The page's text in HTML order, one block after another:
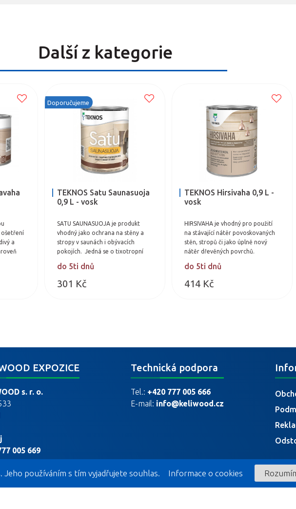
Další z kategorie
a
TEKNOS Satu Saunasuoja
0,9 L - vosk
SATU SAUNASUOJA je produkt
vhodný jako ochrana na stěny a
stropy v saunách i obývacích
pokojích. Jedná se o tixotropní
Vytváří vodu odpudivý,…
do 5ti dnů
301 Kč
Doporučujeme
TEKNOS Hirsivaha 0,9 L -
vosk
HIRSIVAHA je vhodný pro použití
na stávající nátěr povoskovaných
stěn, stropů či jako úplně nový
nátěr dřevěných povrchů.
vosk. Na dřevě vytváří voskovou…
do 5ti dnů
414 Kč
EXPOZICE
s. r. o.
005 669
005 888
Technická podpora
Tel.: +420 777 005 666
E-mail: info@keliwood.cz
Jeho používáním s tím vyjadřujete souhlas. Informace o cookies